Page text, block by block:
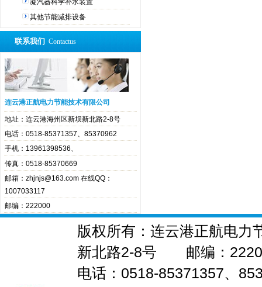
凝汽器科学补水装置
其他节能减排设备
联系我们 Contactus
连云港正航电力节能技术有限公司
地址：连云港海州区新坝新北路2-8号
电话：0518-85371357、85370962
手机：13961398536、
传真：0518-85370669
邮箱：zhjnjs@163.com 在线QQ：
1007033117
邮编：222000
版权所有：连云港正航电
新北路2-8号 邮编：
电话：0518-85371357、